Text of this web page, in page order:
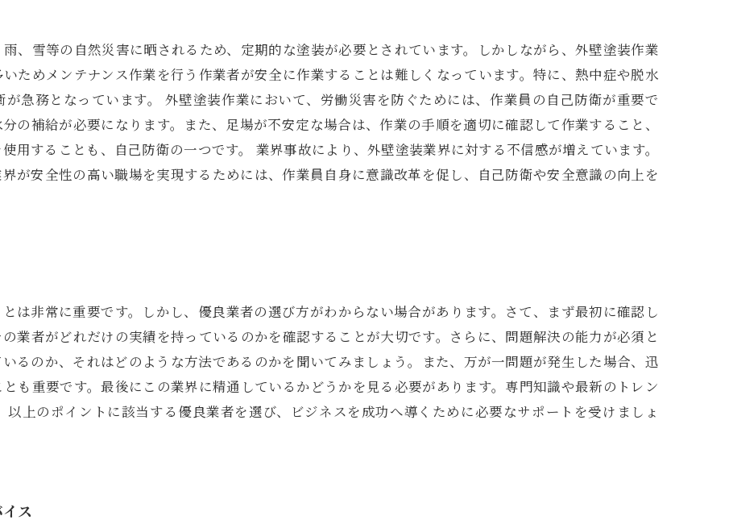
、雪等の自然災害に晒されるため、定期的な塗装が必要とされています。しかしながら、外壁塗装作業
ためメンテナンス作業を行う作業者が安全に作業することは難しくなっています。特に、熱中症や脱水
急務となっています。 外壁塗装作業において、労働災害を防ぐためには、作業員の自己防衛が重要で
の補給が必要になります。また、足場が不安定な場合は、作業の手順を適切に確認して作業すること、
用することも、自己防衛の一つです。 業界事故により、外壁塗装業界に対する不信感が増えています。
が安全性の高い職場を実現するためには、作業員自身に意識改革を促し、自己防衛や安全意識の向上を
は非常に重要です。しかし、優良業者の選び方がわからない場合があります。さて、まず最初に確認し
業者がどれだけの実績を持っているのかを確認することが大切です。さらに、問題解決の能力が必須と
るのか、それはどのような方法であるのかを聞いてみましょう。また、万が一問題が発生した場合、迅
も重要です。最後にこの業界に精通しているかどうかを見る必要があります。専門知識や最新のトレン
上のポイントに該当する優良業者を選び、ビジネスを成功へ導くために必要なサポートを受けましょ
ス